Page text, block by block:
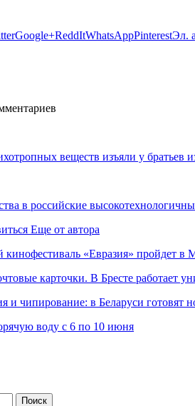
Google+ReddItWhatsAppPinterestЭл.
веществ изъяли у братьев
в российские
Еще от автора
«Евразия» пройдет в
карточки. В Бресте работает
и чипирование: в Беларуси
воду с 6 по 10 июня